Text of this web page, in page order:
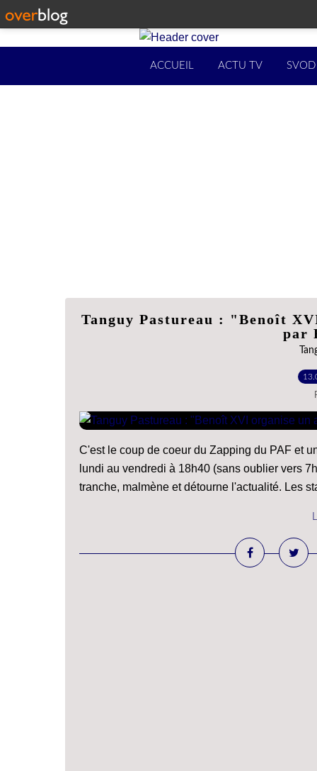
ACCUEIL ACTU TV SVOD
Tanguy Pastureau : "Benoît
par
C'est le coup de coeur du Zapping du PAF et
lundi au vendredi à 18h40 (sans oublier vers
tranche, malmène et détourne l'actualité. Les